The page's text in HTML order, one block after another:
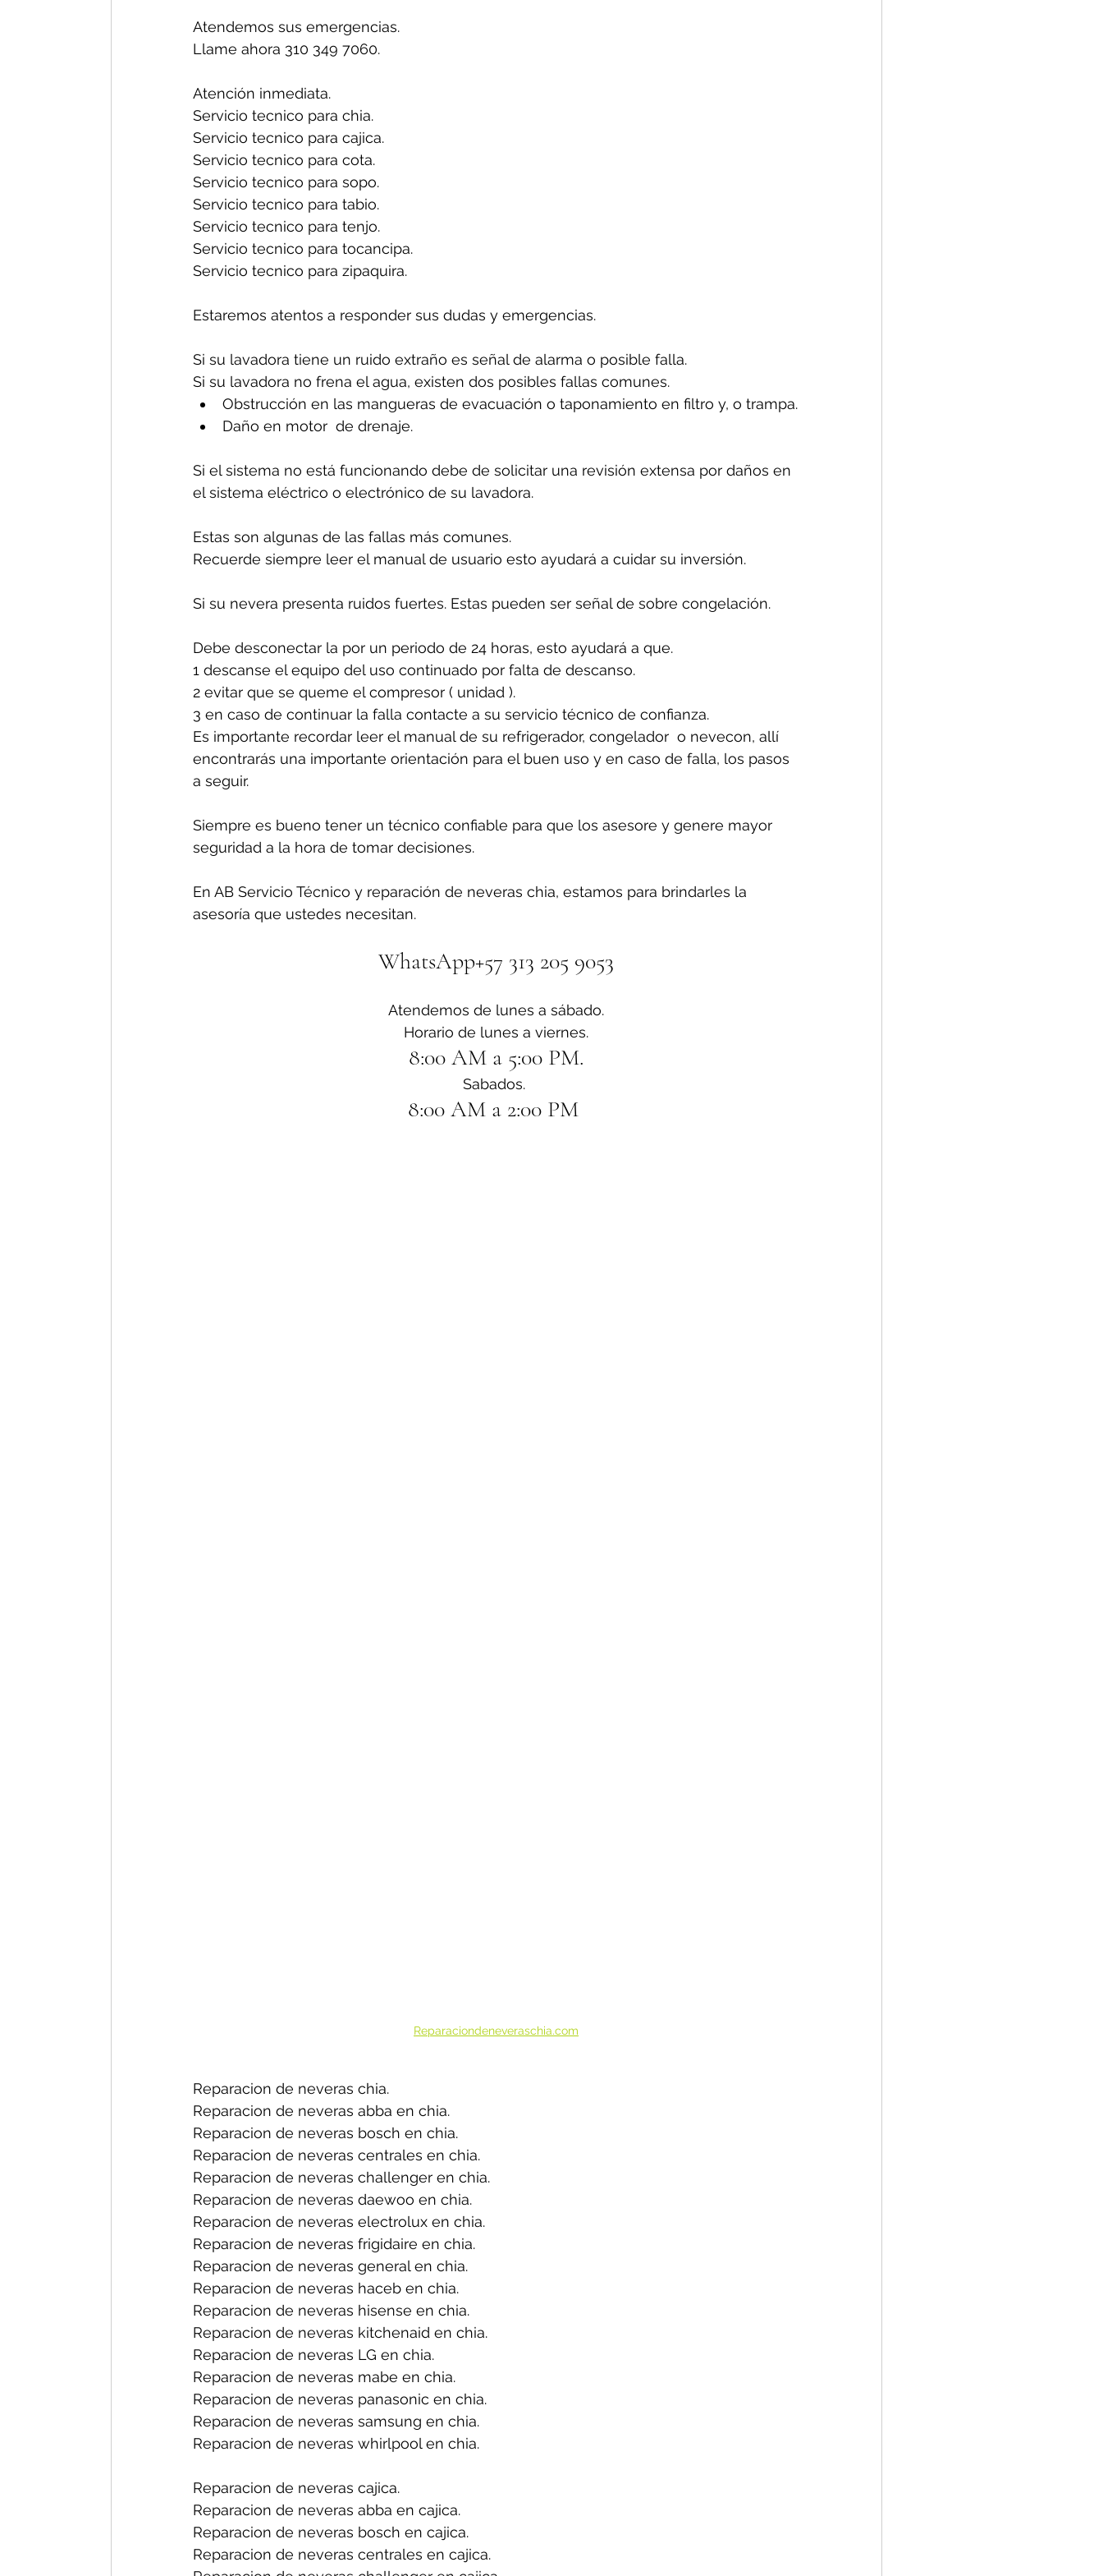
Atendemos sus emergencias.
Llame ahora 310 349 7060.
Atención inmediata.
Servicio tecnico para chia.
Servicio tecnico para cajica.
Servicio tecnico para cota.
Servicio tecnico para sopo.
Servicio tecnico para tabio.
Servicio tecnico para tenjo.
Servicio tecnico para tocancipa.
Servicio tecnico para zipaquira.
Estaremos atentos a responder sus dudas y emergencias.
Si su lavadora tiene un ruido extraño es señal de alarma o posible falla.
Si su lavadora no frena el agua, existen dos posibles fallas comunes.
Obstrucción en las mangueras de evacuación o taponamiento en filtro y, o trampa.
Daño en motor  de drenaje.
Si el sistema no está funcionando debe de solicitar una revisión extensa por daños en
el sistema eléctrico o electrónico de su lavadora.
Estas son algunas de las fallas más comunes.
Recuerde siempre leer el manual de usuario esto ayudará a cuidar su inversión.
Si su nevera presenta ruidos fuertes. Estas pueden ser señal de sobre congelación.
Debe desconectar la por un periodo de 24 horas, esto ayudará a que.
1 descanse el equipo del uso continuado por falta de descanso.
2 evitar que se queme el compresor ( unidad ).
3 en caso de continuar la falla contacte a su servicio técnico de confianza.
Es importante recordar leer el manual de su refrigerador, congelador  o nevecon, allí
encontrarás una importante orientación para el buen uso y en caso de falla, los pasos
a seguir.
Siempre es bueno tener un técnico confiable para que los asesore y genere mayor
seguridad a la hora de tomar decisiones.
En AB Servicio Técnico y reparación de neveras chia, estamos para brindarles la
asesoría que ustedes necesitan.
WhatsApp+57 313 205 9053
Atendemos de lunes a sábado.
Horario de lunes a viernes.
8:00 AM a 5:00 PM.
Sabados.
8:00 AM a 2:00 PM
Reparaciondeneveraschia.com
Reparacion de neveras chia.
Reparacion de neveras abba en chia.
Reparacion de neveras bosch en chia.
Reparacion de neveras centrales en chia.
Reparacion de neveras challenger en chia.
Reparacion de neveras daewoo en chia.
Reparacion de neveras electrolux en chia.
Reparacion de neveras frigidaire en chia.
Reparacion de neveras general en chia.
Reparacion de neveras haceb en chia.
Reparacion de neveras hisense en chia.
Reparacion de neveras kitchenaid en chia.
Reparacion de neveras LG en chia.
Reparacion de neveras mabe en chia.
Reparacion de neveras panasonic en chia.
Reparacion de neveras samsung en chia.
Reparacion de neveras whirlpool en chia.
Reparacion de neveras cajica.
Reparacion de neveras abba en cajica.
Reparacion de neveras bosch en cajica.
Reparacion de neveras centrales en cajica.